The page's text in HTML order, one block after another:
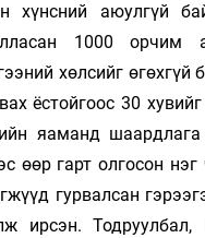
хүнсний аюулгүй
1000 орчим
хөлсийг өгөхгүй
ёстойгоос 30
яаманд шаардлага
өөр гарт олгосон нэг
гурвалсан
ирсэн.